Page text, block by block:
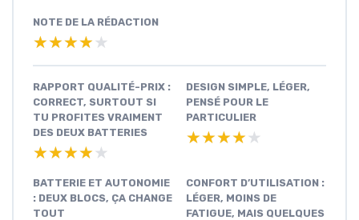
NOTE DE LA RÉDACTION
★★★★★
★★★★★
RAPPORT QUALITÉ-PRIX :
CORRECT, SURTOUT SI
TU PROFITES VRAIMENT
DES DEUX BATTERIES
★★★★★
★★★★★
DESIGN SIMPLE, LÉGER,
PENSÉ POUR LE
PARTICULIER
★★★★★
★★★★★
BATTERIE ET AUTONOMIE
: DEUX BLOCS, ÇA CHANGE
TOUT
CONFORT D’UTILISATION :
LÉGER, MOINS DE
FATIGUE, MAIS QUELQUES